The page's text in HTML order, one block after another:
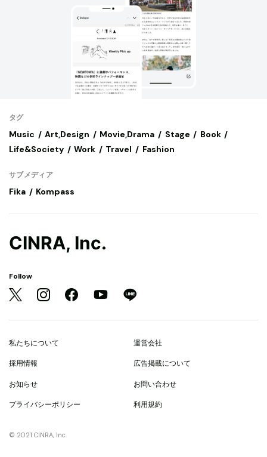
タグ
Music Art,Design Movie,Drama Stage
Book
Life&Society
Work Travel Fashion
サブメディア
Fika Kompass
CINRA, Inc.
Follow
私たちについて 運営会社
採用情報 広告掲載について
お知らせ お問い合わせ
プライバシーポリシー 利用規約
© 2021 CINRA, Inc.